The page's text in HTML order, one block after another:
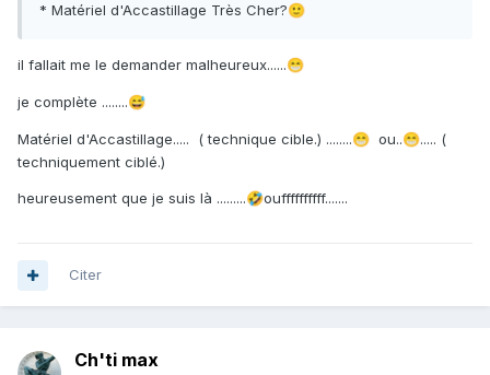
* Matériel d'Accastillage Très Cher?🙂
il fallait me le demander malheureux......😁
je complète ........😅
Matériel d'Accastillage..... ( technique cible.) ........😁 ou..😁..... (
techniquement ciblé.)
heureusement que je suis là .........🤣ouffffffffff.......
Citer
Ch'ti max